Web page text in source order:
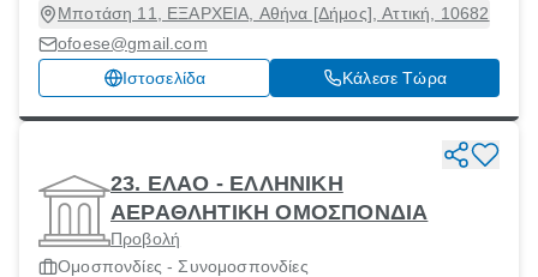
Μποτάση 11, ΕΞΑΡΧΕΙΑ, Αθήνα [Δήμος], Αττική, 10682
ofoese@gmail.com
Ιστοσελίδα
Κάλεσε Τώρα
23. ΕΛΑΟ - ΕΛΛΗΝΙΚΗ
ΑΕΡΑΘΛΗΤΙΚΗ ΟΜΟΣΠΟΝΔΙΑ
Προβολή
Ομοσπονδίες - Συνομοσπονδίες